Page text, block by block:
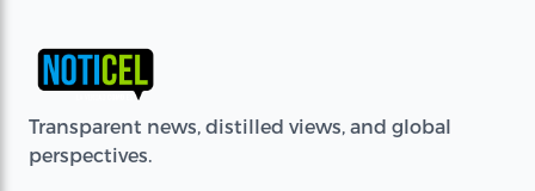
Transparent news, distilled views, and global
perspectives.